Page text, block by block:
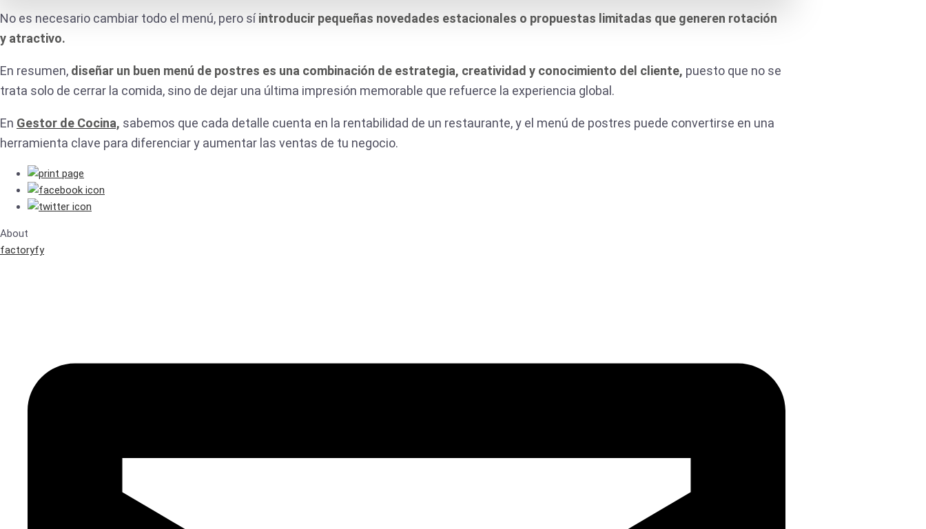
No es necesario cambiar todo el menú, pero síintroducir pequeñas novedades estacionales o propuestas limitadas que generen rotación
y atractivo.
En resumen, diseñar un buen menú de postres es una combinación de estrategia, creatividad y conocimiento del cliente, puesto que no se
trata solo de cerrar la comida, sino de dejar una última impresión memorable que refuerce la experiencia global.
En Gestor de Cocina, sabemos que cada detalle cuenta en la rentabilidad de un restaurante, y el menú de postres puede convertirse en una
herramienta clave para diferenciar y aumentar las ventas de tu negocio.
About
factoryfy